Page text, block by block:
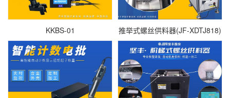
KKBS-01 推举式螺丝供料器(JF-XDTJ818)